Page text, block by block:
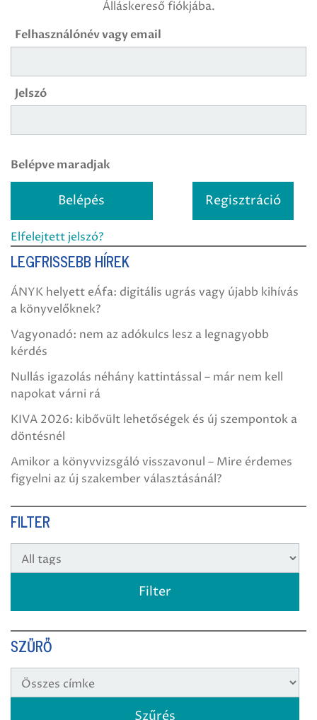
Álláskereső fiókjába.
Felhasználónév vagy email
Jelszó
Belépve maradjak
Regisztráció
Elfelejtett jelszó?
LEGFRISSEBB HÍREK
ÁNYK helyett eÁfa: digitális ugrás vagy újabb kihívás
a könyvelőknek?
Vagyonadó: nem az adókulcs lesz a legnagyobb
kérdés
Nullás igazolás néhány kattintással – már nem kell
napokat várni rá
KIVA 2026: kibővült lehetőségek és új szempontok a
döntésnél
Amikor a könyvvizsgáló visszavonul – Mire érdemes
figyelni az új szakember választásánál?
FILTER
SZŰRŐ